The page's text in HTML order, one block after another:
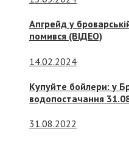
Апгрейд у
помився (ВІДЕО)
14.02.2024
Купуйте бойлери: у
водопостачання
31.08.2022